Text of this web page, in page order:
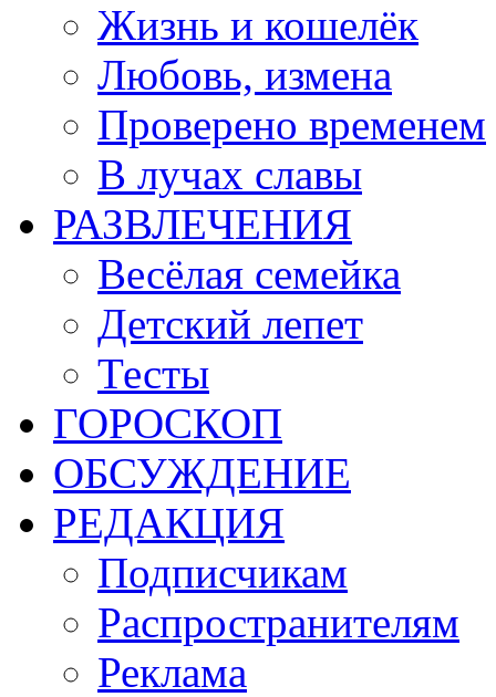
Жизнь и кошелёк
Любовь, измена
Проверено временем
В лучах славы
РАЗВЛЕЧЕНИЯ
Весёлая семейка
Детский лепет
Тесты
ГОРОСКОП
ОБСУЖДЕНИЕ
РЕДАКЦИЯ
Подписчикам
Распространителям
Реклама